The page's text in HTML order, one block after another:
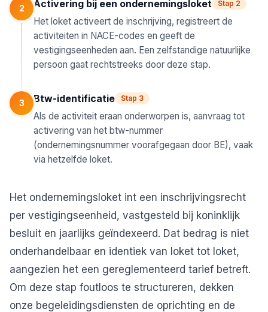
2 Activering bij een ondernemingsloket Stap 2
Het loket activeert de inschrijving, registreert de
activiteiten in NACE-codes en geeft de
vestigingseenheden aan. Een zelfstandige natuurlijke
persoon gaat rechtstreeks door deze stap.
3 Btw-identificatie Stap 3
Als de activiteit eraan onderworpen is, aanvraag tot
activering van het btw-nummer
(ondernemingsnummer voorafgegaan door BE), vaak
via hetzelfde loket.
Het ondernemingsloket int een inschrijvingsrecht
per vestigingseenheid, vastgesteld bij koninklijk
besluit en jaarlijks geïndexeerd. Dat bedrag is niet
onderhandelbaar en identiek van loket tot loket,
aangezien het een gereglementeerd tarief betreft.
Om deze stap foutloos te structureren, dekken
onze begeleidingsdiensten de oprichting en de